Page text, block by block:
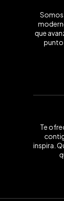
que
punto
Te
inspira.